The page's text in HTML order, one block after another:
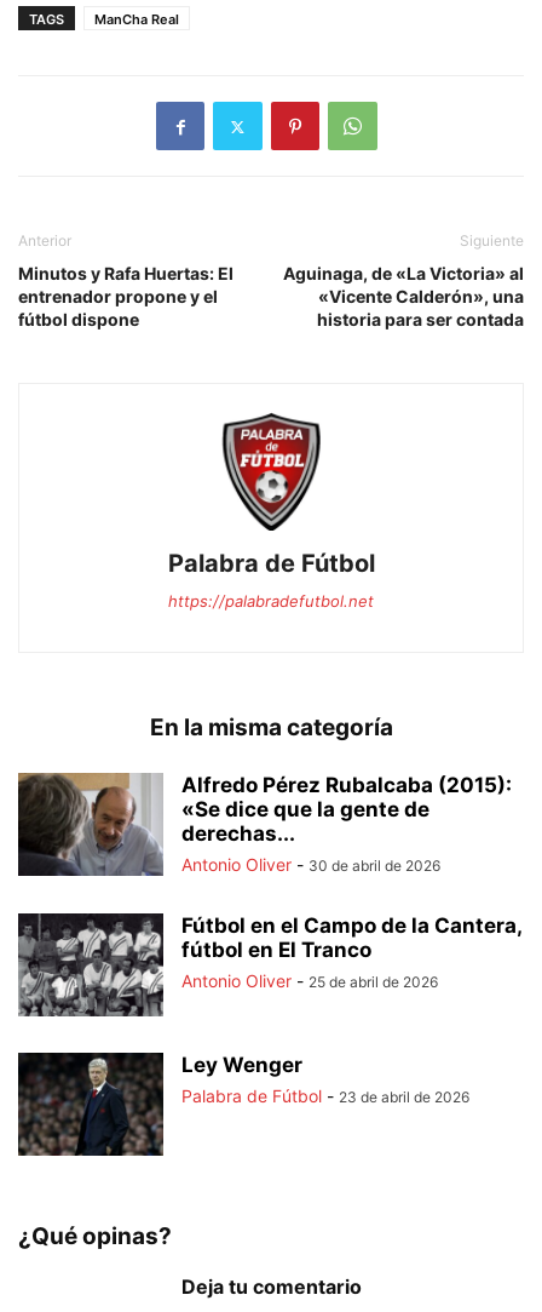
TAGS ManCha Real
Anterior
Minutos y Rafa Huertas: El
entrenador propone y el
fútbol dispone
Siguiente
Aguinaga, de «La Victoria» al
«Vicente Calderón», una
historia para ser contada
Palabra de Fútbol
https://palabradefutbol.net
En la misma categoría
Alfredo Pérez Rubalcaba (2015):
«Se dice que la gente de
derechas...
Antonio Oliver - 30 de abril de 2026
Fútbol en el Campo de la Cantera,
fútbol en El Tranco
Antonio Oliver - 25 de abril de 2026
Ley Wenger
Palabra de Fútbol - 23 de abril de 2026
¿Qué opinas?
Deja tu comentario